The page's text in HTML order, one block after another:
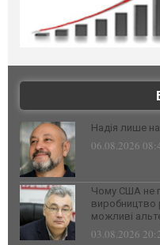
Надія лише на
06.08.2026
Чому США не
виробництво
можливі
03.08.2026